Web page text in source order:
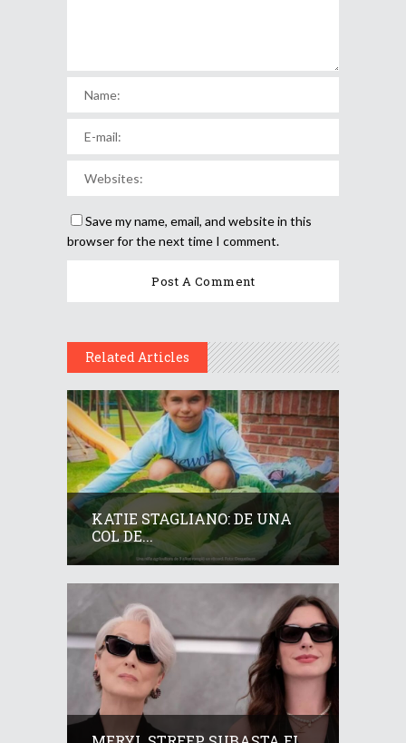
Save my name, email, and website in this
browser for the next time I comment.
Related Articles
KATIE STAGLIANO: DE UNA
COL DE...